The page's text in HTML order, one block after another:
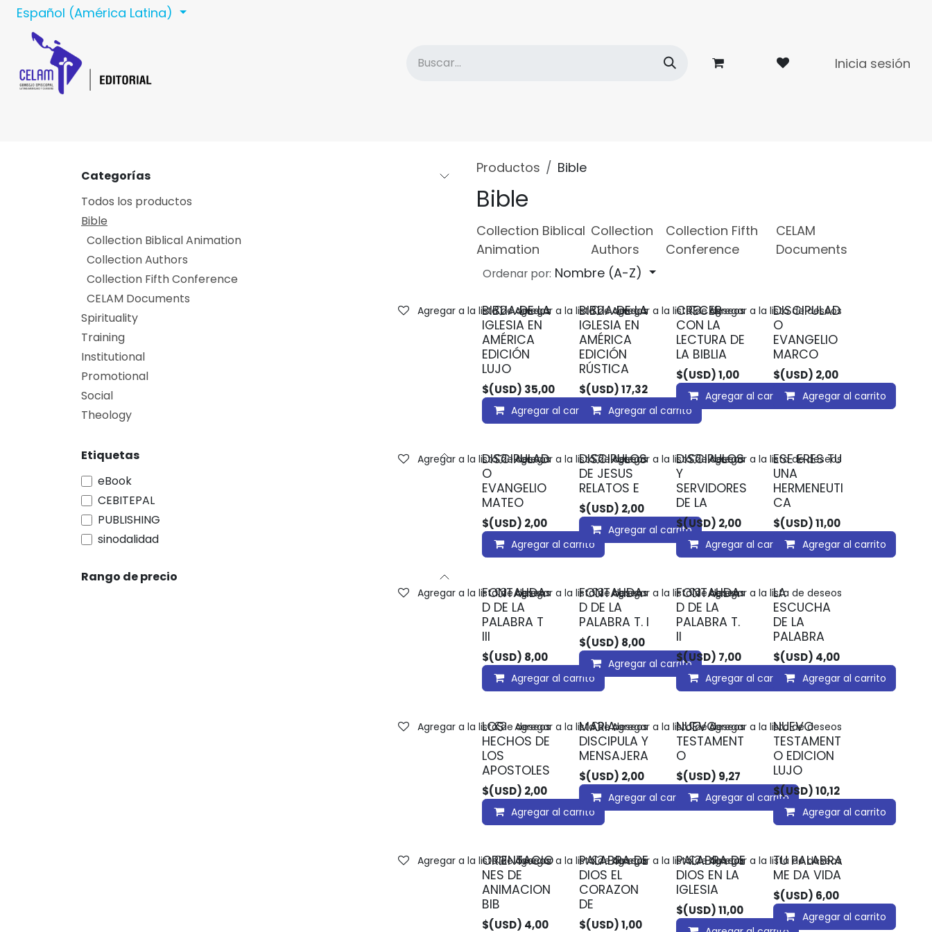
Ir al contenido
Español (América Latina)
Inicia sesión
Categorías
Todos los productos
Bible
Collection Biblical Animation
Collection Authors
Collection Fifth Conference
CELAM Documents
Spirituality
Training
Institutional
Promotional
Social
Theology
Etiquetas
eBook
CEBITEPAL
PUBLISHING
sinodalidad
Rango de precio
Productos Bible
Bible
Collection Biblical
Animation
Collection
Authors
Collection Fifth
Conference
CELAM
Documents
Ordenar por: Nombre (A-Z)
BIBLIA DE LA
IGLESIA EN
AMÉRICA
EDICIÓN
LUJO
$(USD) 35,00
Agregar al carrito
Agregar a la lista de deseos
BIBLIA DE LA
IGLESIA EN
AMÉRICA
EDICIÓN
RÚSTICA
$(USD)17,32
Agregar al carrito
Agregar a la lista de deseos
CRECER
CON LA
LECTURA DE
LA BIBLIA
$(USD)1,00
Agregar al carrito
Agregar a la lista de deseos
DISCIPULAD
O
EVANGELIO
MARCO
$(USD) 2,00
Agregar al carrito
Agregar a la lista de deseos
DISCIPULAD
O
EVANGELIO
MATEO
$(USD) 2,00
Agregar al carrito
Agregar a la lista de deseos
DISCIPULOS
DE JESUS
RELATOS E
$(USD) 2,00
Agregar al carrito
Agregar a la lista de deseos
DISCIPULOS
Y
SERVIDORES
DE LA
$(USD) 2,00
Agregar al carrito
Agregar a la lista de deseos
ESE ERES TU
UNA
HERMENEUTI
CA
$(USD)11,00
Agregar al carrito
Agregar a la lista de deseos
FONTALIDA
D DE LA
PALABRA T
III
$(USD) 8,00
Agregar al carrito
Agregar a la lista de deseos
FONTALIDA
D DE LA
PALABRA T. I
$(USD) 8,00
Agregar al carrito
Agregar a la lista de deseos
FONTALIDA
D DE LA
PALABRA T.
II
$(USD) 7,00
Agregar al carrito
Agregar a la lista de deseos
LA
ESCUCHA
DE LA
PALABRA
$(USD) 4,00
Agregar al carrito
Agregar a la lista de deseos
LOS
HECHOS DE
LOS
APOSTOLES
$(USD) 2,00
Agregar al carrito
Agregar a la lista de deseos
MARIA
DISCIPULA Y
MENSAJERA
$(USD) 2,00
Agregar al carrito
Agregar a la lista de deseos
NUEVO
TESTAMENT
O
$(USD) 9,27
Agregar al carrito
Agregar a la lista de deseos
NUEVO
TESTAMENT
O EDICION
LUJO
$(USD)10,12
Agregar al carrito
Agregar a la lista de deseos
ORIENTACIO
NES DE
ANIMACION
BIB
$(USD) 4,00
Agregar a la lista de deseos
PALABRA DE
DIOS EL
CORAZON
DE
$(USD)1,00
Agregar a la lista de deseos
PALABRA DE
DIOS EN LA
IGLESIA
$(USD)11,00
Agregar a la lista de deseos
TU PALABRA
ME DA VIDA
$(USD) 6,00
Agregar al carrito
Agregar a la lista de deseos